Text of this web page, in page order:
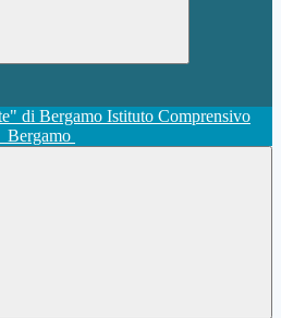
Istituto Comprensivo
Bergamo